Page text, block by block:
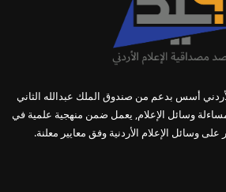
أسس بدعم من صندوق الملك عبدالله الثاني
مساءلة وسائل الإعلام, يعمل ضمن منهجية علمية في
وسائل الإعلام الأردنية وفق معايير معلنة.